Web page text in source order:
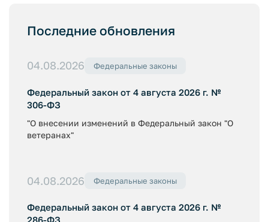
Последние обновления
04.08.2026 Федеральные законы
Федеральный закон от 4 августа 2026 г. №
306-ФЗ
"О внесении изменений в Федеральный закон "О
ветеранах"
04.08.2026 Федеральные законы
Федеральный закон от 4 августа 2026 г. №
286-ФЗ